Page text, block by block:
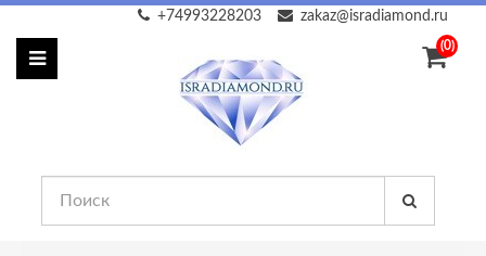
zakaz@isradiamond.ru
+74993228203
(0)